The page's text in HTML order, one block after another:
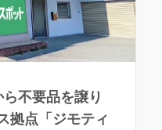
不要品を譲り
拠点「ジモティ